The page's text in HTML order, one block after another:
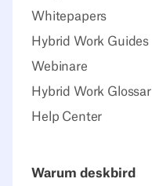
Whitepapers
Hybrid Work Guides
Webinare
Hybrid Work Glossar
Help Center
Warum deskbird